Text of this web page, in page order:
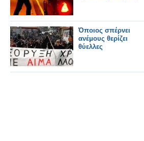
Όποιος σπέρνει
ανέμους θερίζει
θύελλες